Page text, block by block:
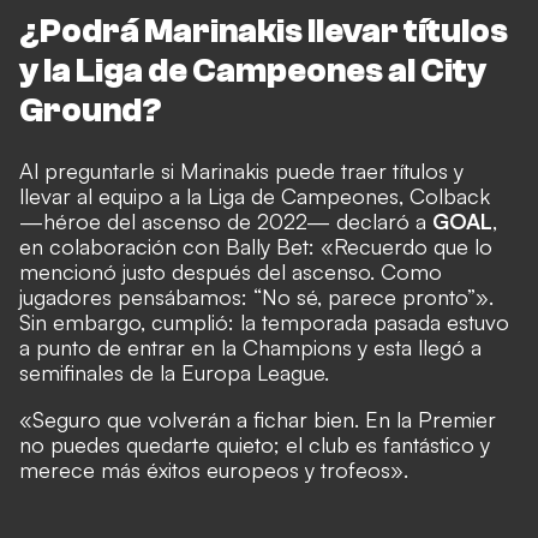
¿Podrá Marinakis llevar títulos
y la Liga de Campeones al City
Ground?
Al preguntarle si Marinakis puede traer títulos y
llevar al equipo a la Liga de Campeones, Colback
—héroe del ascenso de 2022— declaró a GOAL,
en colaboración con Bally Bet: «Recuerdo que lo
mencionó justo después del ascenso. Como
jugadores pensábamos: “No sé, parece pronto”».
Sin embargo, cumplió: la temporada pasada estuvo
a punto de entrar en la Champions y esta llegó a
semifinales de la Europa League.
«Seguro que volverán a fichar bien. En la Premier
no puedes quedarte quieto; el club es fantástico y
merece más éxitos europeos y trofeos».